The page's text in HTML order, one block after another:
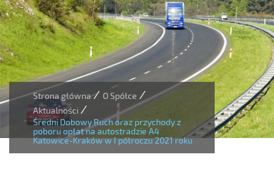
Strona główna/ O Spółce /
Aktualności /
Średni Dobowy Ruch oraz przychody z
poboru opłat na autostradzie A4
Katowice-Kraków w I półroczu 2021 roku